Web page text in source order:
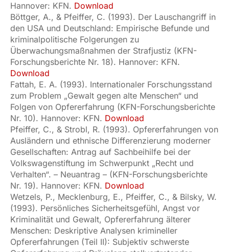
Hannover: KFN. Download
Böttger, A., & Pfeiffer, C. (1993). Der Lauschangriff in
den USA und Deutschland: Empirische Befunde und
kriminalpolitische Folgerungen zu
Überwachungsmaßnahmen der Strafjustiz (KFN-
Forschungsberichte Nr. 18). Hannover: KFN.
Download
Fattah, E. A. (1993). Internationaler Forschungsstand
zum Problem „Gewalt gegen alte Menschen“ und
Folgen von Opfererfahrung (KFN-Forschungsberichte
Nr. 10). Hannover: KFN. Download
Pfeiffer, C., & Strobl, R. (1993). Opfererfahrungen von
Ausländern und ethnische Differenzierung moderner
Gesellschaften: Antrag auf Sachbeihilfe bei der
Volkswagenstiftung im Schwerpunkt „Recht und
Verhalten“. – Neuantrag – (KFN-Forschungsberichte
Nr. 19). Hannover: KFN. Download
Wetzels, P., Mecklenburg, E., Pfeiffer, C., & Bilsky, W.
(1993). Persönliches Sicherheitsgefühl, Angst vor
Kriminalität und Gewalt, Opfererfahrung älterer
Menschen: Deskriptive Analysen krimineller
Opfererfahrungen (Teil II): Subjektiv schwerste